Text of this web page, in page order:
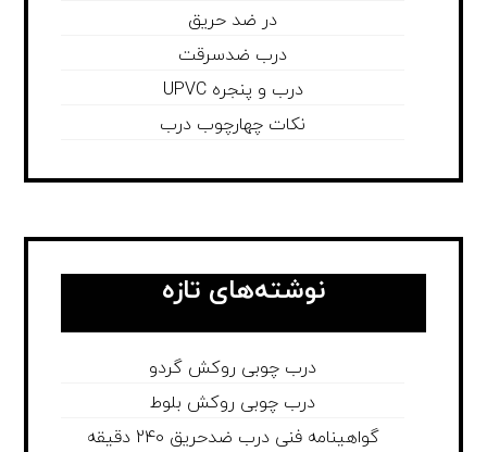
در ضد حریق
درب ضدسرقت
درب و پنجره UPVC
نکات چهارچوب درب
نوشته‌های تازه
درب چوبی روکش گردو
درب چوبی روکش بلوط
گواهینامه فنی درب ضدحریق 240 دقیقه